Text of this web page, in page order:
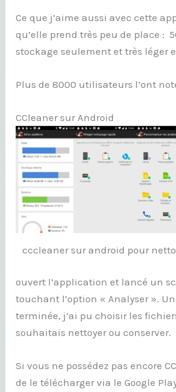
Ce que j’aime aussi avec cette
qu’elle prend très peu de place :
stockage seulement et très léger
Plus de 8000 utilisateurs l’ont
CCleaner sur Android
cccleaner sur android pour
ouvert l’application et lancé un
touchant l’option « Analyser ».
terminée, j’ai pu choisir les
souhaitais nettoyer ou conserver.
Si vous ne possédez pas encore
de le télécharger via le Google